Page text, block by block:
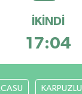
İKINDI
17:04
KARPUZLU